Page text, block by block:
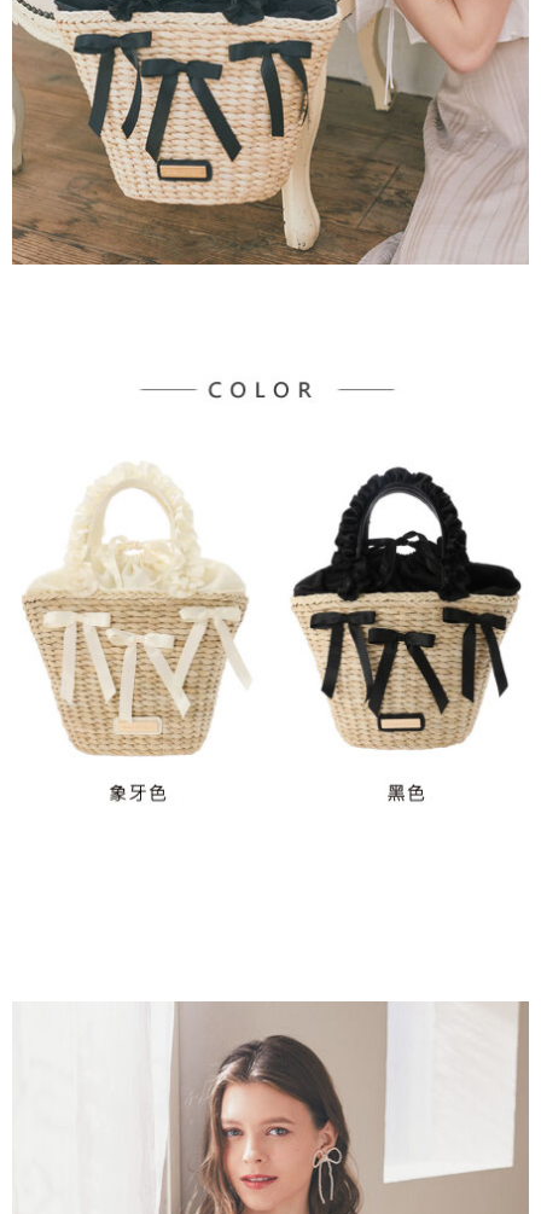
【注意事項】
１．透過由恩沛科技股份有限公司提供之「AFTEE先享後付」服務完成之交
易，需依本服務之必要範圍內提供個人資料，並將交易相關給付款項請求債
權轉讓予恩沛科技股份有限公司。
２．關於個人資料處理事宜，請瀏覽以下網址：
https://aftee.tw/terms/#terms3
３．未成年的使用者請事先徵得法定代理人或監護人之同意方可使用
「AFTEE先享後付」，若未經同意申辦者引起之損失，本公司不負相關責
任。
４．使用「AFTEE先享後付」時，將依據個別帳號之用戶狀況，依本公司即
時審查核予不同之上限額度；若仍有額度不足之情形，本公司將視審查結果
請求用戶進行身份認證。
7-11取貨付款
每筆NT$60，滿NT$888(含以上)免運費
7-11純取貨
每筆NT$60，滿NT$888(含以上)免運費
宅配
每筆NT$90，滿NT$888(含以上)免運費